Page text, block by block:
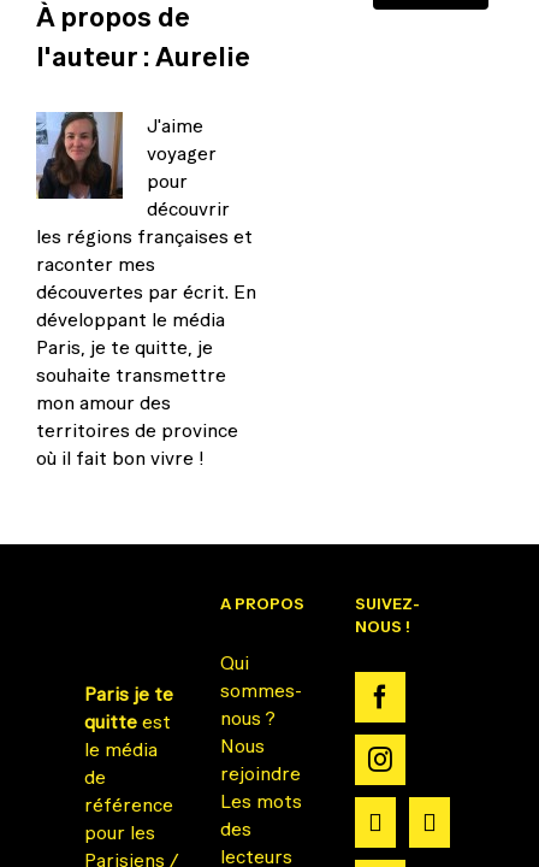
À propos de
l'auteur : Aurelie
J'aime
voyager
pour
découvrir
les régions françaises et
raconter mes
découvertes par écrit. En
développant le média
Paris, je te quitte, je
souhaite transmettre
mon amour des
territoires de province
où il fait bon vivre !
Paris je te
quitte est
le média
de
référence
pour les
Parisiens /
A PROPOS
Qui
sommes-
nous ?
Nous
rejoindre
Les mots
des
lecteurs
SUIVEZ-
NOUS !